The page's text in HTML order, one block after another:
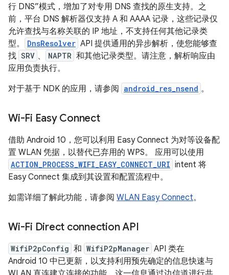
行 DNS”模式，增加了对专用 DNS 查找的原生支持。之
前，平台 DNS 解析器仅支持 A 和 AAAA 记录，这些记录仅
允许查找与名称关联的 IP 地址，不支持任何其他记录类
型。
DnsResolver API 提供通用的异步解析，使您能够查
找 SRV 、 NAPTR 和其他记录类型。请注意，解析响应由
应用负责执行。
对于基于 NDK 的应用，请参阅
android_res_nsend 。
Wi-Fi Easy Connect
借助 Android 10，您可以利用 Easy Connect 为对等设备配
置 WLAN 凭据，以替代已弃用的 WPS。 应用可以使用
ACTION_PROCESS_WIFI_EASY_CONNECT_URI intent 将
Easy Connect 集成到其设置和配置流程中。
如需详细了解此功能，请参阅 WLAN Easy Connect。
Wi-Fi Direct connection API
WifiP2pConfig 和 WifiP2pManager API 类在
Android 10 中已更新，以支持利用预先确定的信息快速与